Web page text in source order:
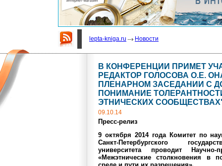
lepta-kniga.ru Новости
В КОНФЕРЕНЦИИ ПРИМЕТ
РЕДАКТОР ГОЛОСОВА О.Е.
ПЛЕНАРНОМ ЗАСЕДАНИИ С
ПОНИМАНИЕ
ЭТНИЧЕСКИХ
09.10.14
Пресс-релиз
9 октября 2014 года Комитет по
Санкт-Петербургского
университета проводит Научно-
«Межэтнические столкновения в